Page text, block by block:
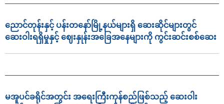
ညောင်တုန်းနှင့် ပန်းတနော်မြို့နယ်များရှိ ဆေးဆိုင်များတွင်
ဆေးဝါးရရှိမှုနှင့် ဈေးနှုန်းအခြေအနေများကို ကွင်းဆင်းစစ်ဆေး
မအူပင်ခရိုင်အတွင်း အရေးကြီးကုန်စည်ဖြစ်သည့် ဆေးဝါး